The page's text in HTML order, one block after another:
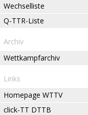
Wechselliste
Q-TTR-Liste
Archiv
Wettkampfarchiv
Links
Homepage WTTV
click-TT DTTB